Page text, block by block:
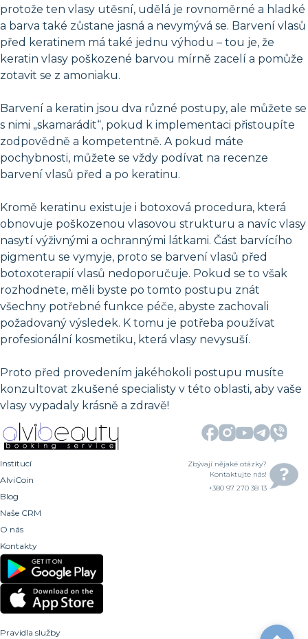
protože ten vlasy utěsní, udělá je rovnoměrné a hladké
a barva také zůstane jasná a nevymývá se. Barvení vlasů
před keratinem má také jednu výhodu – tou je, že
keratin vlasy poškozené barvou mírně zacelí a pomůže
zotavit se z amoniaku.
Barvení a keratin jsou dva různé postupy, ale můžete se
s nimi „skamarádit“, pokud k implementaci přistoupíte
zodpovědně a kompetentně. A pokud máte
pochybnosti, můžete se vždy podívat na recenze
barvení vlasů před a po keratinu.
Kromě keratinu existuje i botoxová procedura, která
obnovuje poškozenou vlasovou strukturu a navíc vlasy
nasytí výživnými a ochrannými látkami. Část barvícího
pigmentu se vymyje, proto se barvení vlasů před
botoxoterapií vlasů nedoporučuje. Pokud se to však
rozhodnete, měli byste po tomto postupu znát
všechny potřebné funkce péče, abyste zachovali
požadovaný výsledek. K tomu je potřeba používat
profesionální kosmetiku, která vlasy nevysuší.
Proto před provedením jakéhokoli postupu musíte
konzultovat zkušené specialisty v této oblasti, aby vaše
vlasy vypadaly krásně a zdravě!
Institucí
AlviCoin
Blog
Naše CRM
O nás
Kontakty
Zbývají nějaké otázky?
Kontaktujte nás!
+380 97 270 38 13
Pravidla služby